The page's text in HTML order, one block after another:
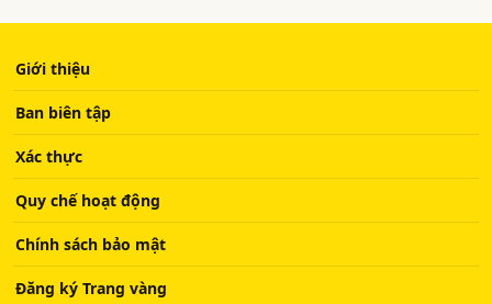
Giới thiệu
Ban biên tập
Xác thực
Quy chế hoạt động
Chính sách bảo mật
Đăng ký Trang vàng